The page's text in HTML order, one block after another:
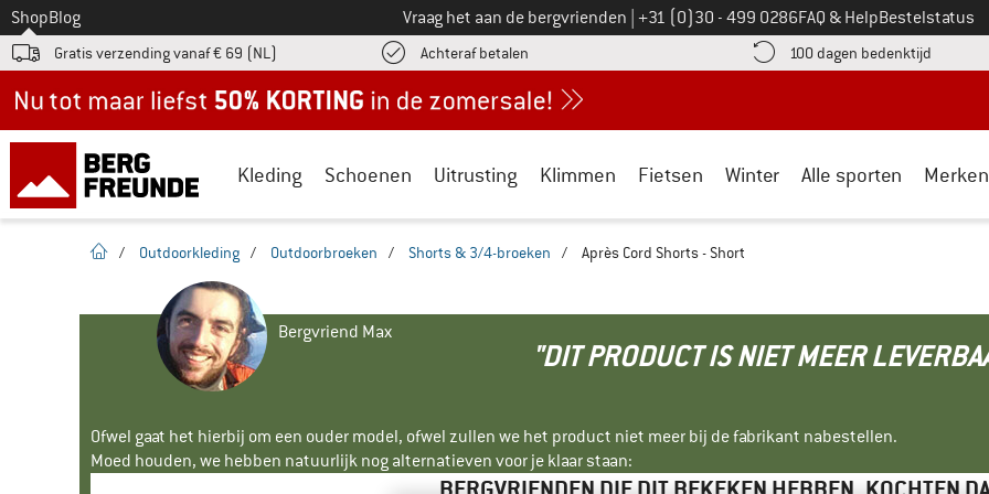
Naar
ShopBlog Vraag het aan de bergvrienden Bel ons op
+31 (0)30 - 499 0286FAQ & HelpBestelstatus
Gratis verzending vanaf € 69 (NL) Achteraf betalen vind de betalingsinformatie hier! Opent in een infovak
100 dagen bedenktijd Vind
Kleding Schoenen Uitrusting Klimmen Fietsen Winter Alle sporten Merken
Startpagina
/ Outdoorkleding / Outdoorbroeken / Shorts & 3/4-broeken / Après Cord Shorts - Short
Bergvriend Max
"DIT PRODUCT IS NIET MEER
Ofwel gaat het hierbij om een ouder model, ofwel zullen we het product niet meer bij de fabrikant nabestellen.
Moed houden, we hebben natuurlijk nog alternatieven voor je klaar staan: